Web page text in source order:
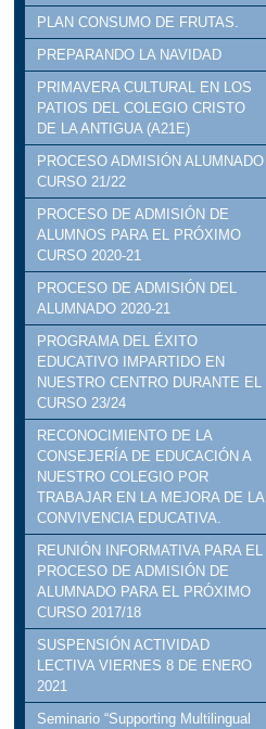
PLAN CONSUMO DE FRUTAS.
PREPARANDO LA NAVIDAD
PRIMAVERA CULTURAL EN LOS
PATIOS DEL COLEGIO CRISTO
DE LA ANTIGUA (A21E)
PROCESO ADMISIÓN ALUMNADO
CURSO 21/22
PROCESO DE ADMISIÓN DE
ALUMNOS PARA EL PRÓXIMO
CURSO 2020-21
PROCESO DE ADMISIÓN DEL
ALUMNADO 2020-21
PROGRAMA DEL ÉXITO
EDUCATIVO IMPARTIDO EN
NUESTRO CENTRO DURANTE EL
CURSO 23/24
RECONOCIMIENTO DE LA
CONSEJERÍA DE EDUCACIÓN A
NUESTRO COLEGIO POR
TRABAJAR EN LA MEJORA DE LA
CONVIVENCIA EDUCATIVA.
REUNIÓN INFORMATIVA PARA EL
PROCESO DE ADMISIÓN DE
ALUMNADO PARA EL PRÓXIMO
CURSO 2017/18
SUSPENSIÓN ACTIVIDAD
LECTIVA VIERNES 8 DE ENERO
2021
Seminario “Supporting Multilingual